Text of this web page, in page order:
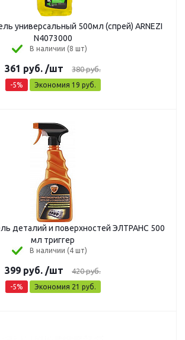
универсальный 500мл (спрей) ARNEZI
N4073000
В наличии (8 шт)
361 руб. /шт 380руб.
-5% Экономия 19 руб.
деталий и поверхностей ЭЛТРАНС 500
мл триггер
В наличии (4 шт)
399 руб. /шт 420руб.
-5% Экономия 21 руб.